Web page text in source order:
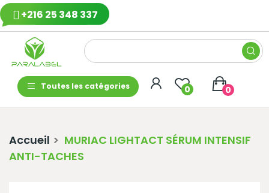
+216 25 348 337
Toutes les catégories 0 0
Accueil
MURIAC LIGHTACT SÉRUM INTENSIF
ANTI-TACHES